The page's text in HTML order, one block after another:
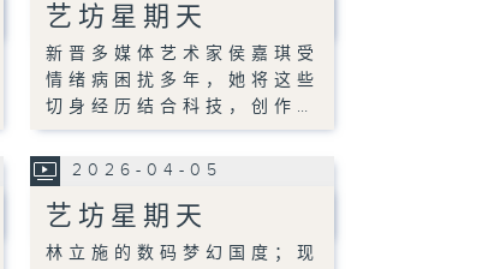
艺坊星期天
新晋多媒体艺术家侯嘉琪受
情绪病困扰多年，她将这些
切身经历结合科技，创作…
2026-04-05
艺坊星期天
林立施的数码梦幻国度；现